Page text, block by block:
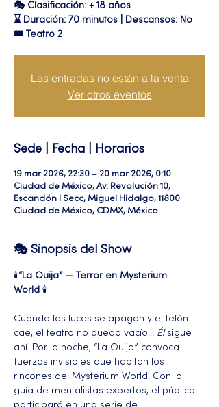
🎭 Clasificación: + 18 años
⌛ Duración: 70 minutos | Descansos: No
🎟 Teatro 2
Las entradas no están a la venta
Ver otros eventos
Sede | Fecha | Horarios
19 mar 2026, 22:30 – 20 mar 2026, 0:10
Ciudad de México, Av. Revolución 10,
Escandón I Secc, Miguel Hidalgo, 11800
Ciudad de México, CDMX, México
🎭 Sinopsis del Show
🕯️“La Ouija” — Terror en Mysterium
World 🕯️
Cuando las luces se apagan y el telón
cae, el teatro no queda vacío... Él sigue
ahí. Por la noche, “La Ouija” convoca
fuerzas invisibles que habitan los
rincones del Mysterium World. Con la
guía de mentalistas expertos, el público